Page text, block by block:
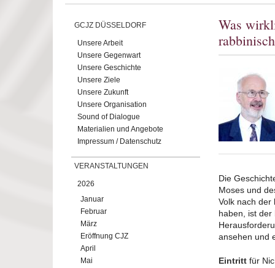
GCJZ DÜSSELDORF
Unsere Arbeit
Unsere Gegenwart
Unsere Geschichte
Unsere Ziele
Unsere Zukunft
Unsere Organisation
Sound of Dialogue
Materialien und Angebote
Impressum / Datenschutz
VERANSTALTUNGEN
2026
Januar
Februar
März
Eröffnung CJZ
April
Mai
Was
Die
Moses und
Volk nach der
haben, ist der
ansehen und
Eintritt für